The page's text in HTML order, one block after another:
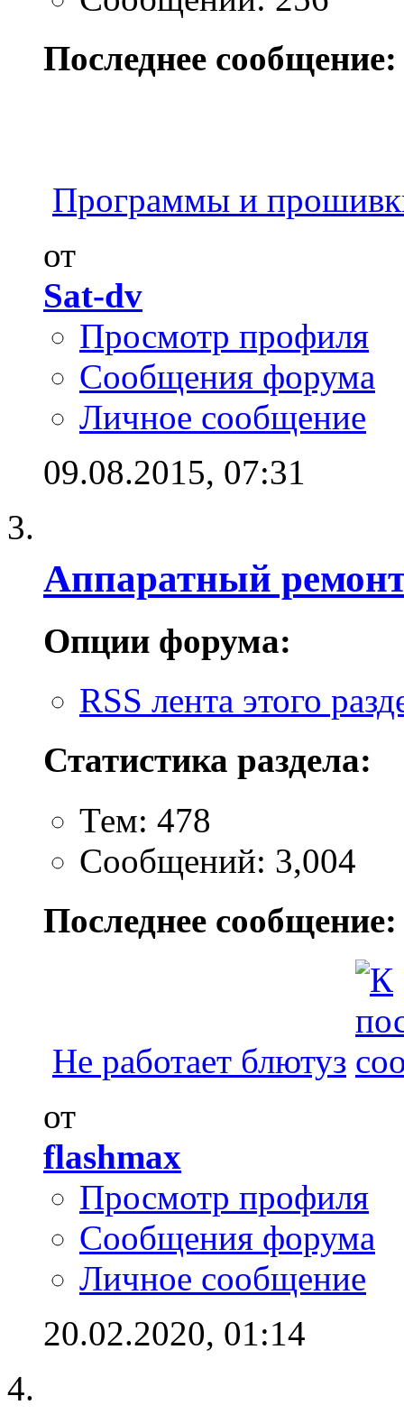
Последнее сообщение:
Программы и
от
Sat-dv
Просмотр профиля
Сообщения форума
Личное сообщение
09.08.2015, 07:31
Аппаратный
Опции форума:
RSS лента этого
Статистика раздела:
Тем: 478
Сообщений: 3,004
Последнее сообщение:
Не работает блютуз
от
flashmax
Просмотр профиля
Сообщения форума
Личное сообщение
20.02.2020, 01:14